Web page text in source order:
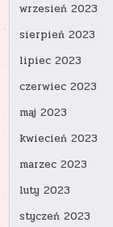
wrzesień 2023
sierpień 2023
lipiec 2023
czerwiec 2023
maj 2023
kwiecień 2023
marzec 2023
luty 2023
styczeń 2023